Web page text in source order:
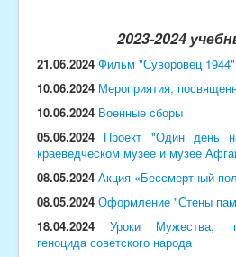
2023-2024
21.06.2024 Фильм "Суворовец 1944"
10.06.2024 Мероприятия,
10.06.2024 Военные сборы
05.06.2024 Проект "Один день
краеведческом музее и музее
08.05.2024 Акция «Бессмертный
08.05.2024 Оформление "Стены
18.04.2024
Уроки Мужества,
геноцида советского народа